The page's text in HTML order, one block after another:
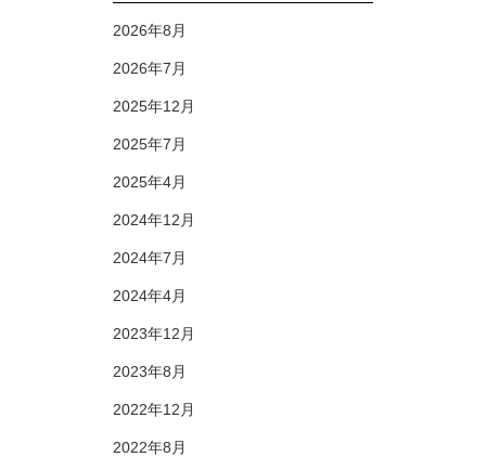
2026年8月
2026年7月
2025年12月
2025年7月
2025年4月
2024年12月
2024年7月
2024年4月
2023年12月
2023年8月
2022年12月
2022年8月